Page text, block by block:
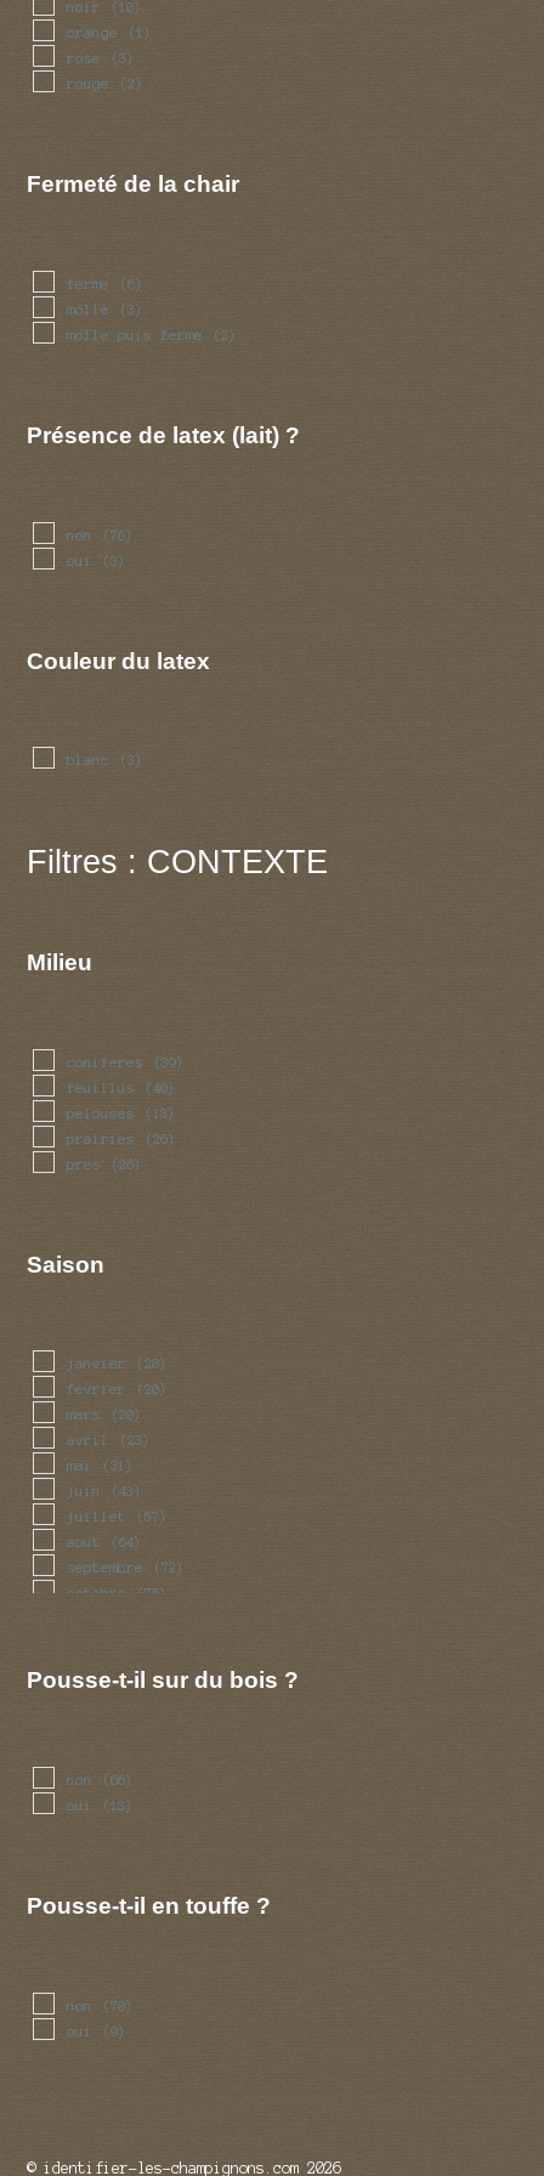
noir (10)
orange (1)
rose (3)
rouge (2)
Fermeté de la chair
ferme (6)
molle (3)
molle puis ferme (2)
Présence de latex (lait) ?
non (76)
oui (3)
Couleur du latex
blanc (3)
Filtres : CONTEXTE
Milieu
coniferes (39)
feuillus (40)
pelouses (13)
prairies (26)
pres (26)
Saison
janvier (20)
fevrier (20)
mars (20)
avril (23)
mai (31)
juin (43)
juillet (57)
aout (64)
septembre (72)
octobre (76)
Pousse-t-il sur du bois ?
non (66)
oui (13)
Pousse-t-il en touffe ?
non (70)
oui (9)
© identifier-les-champignons.com 2026